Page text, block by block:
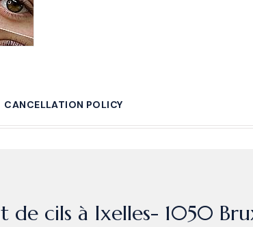
CANCELLATION POLICY
de cils à Ixelles- 1050